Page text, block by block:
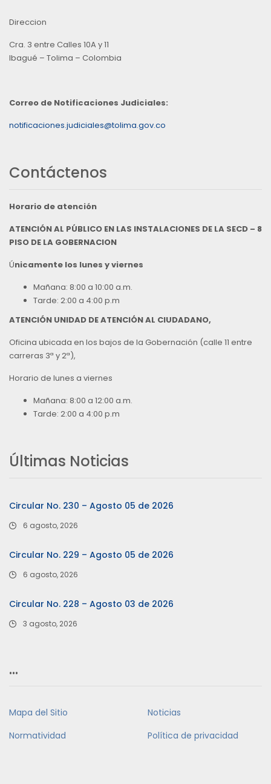
Direccion
Cra. 3 entre Calles 10A y 11
Ibagué – Tolima – Colombia
Correo de Notificaciones Judiciales:
notificaciones.judiciales@tolima.gov.co
Contáctenos
Horario de atención
ATENCIÓN AL PÚBLICO EN LAS INSTALACIONES DE LA SECD – 8
PISO DE LA GOBERNACION
Únicamente los lunes y viernes
Mañana: 8:00 a 10:00 a.m.
Tarde: 2:00 a 4:00 p.m
ATENCIÓN UNIDAD DE ATENCIÓN AL CIUDADANO,
Oficina ubicada en los bajos de la Gobernación (calle 11 entre
carreras 3ª y 2ª),
Horario de lunes a viernes
Mañana: 8:00 a 12:00 a.m.
Tarde: 2:00 a 4:00 p.m
Últimas Noticias
Circular No. 230 – Agosto 05 de 2026
6 agosto, 2026
Circular No. 229 – Agosto 05 de 2026
6 agosto, 2026
Circular No. 228 – Agosto 03 de 2026
3 agosto, 2026
…
Mapa del Sitio
Noticias
Normatividad
Política de privacidad